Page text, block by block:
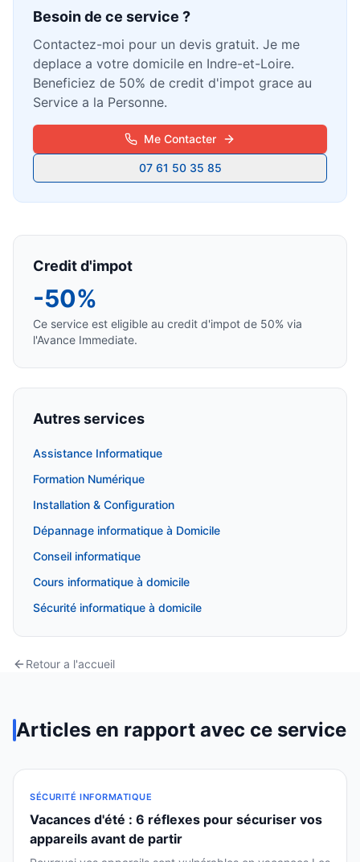
Besoin de ce service ?
Contactez-moi pour un devis gratuit. Je me
deplace a votre domicile en Indre-et-Loire.
Beneficiez de 50% de credit d'impot grace au
Service a la Personne.
Me Contacter
07 61 50 35 85
Credit d'impot
-50%
Ce service est eligible au credit d'impot de 50% via
l'Avance Immediate.
Autres services
Assistance Informatique
Formation Numérique
Installation & Configuration
Dépannage informatique à Domicile
Conseil informatique
Cours informatique à domicile
Sécurité informatique à domicile
Retour a l'accueil
Articles en rapport avec ce service
SÉCURITÉ INFORMATIQUE
Vacances d'été : 6 réflexes pour sécuriser vos
appareils avant de partir